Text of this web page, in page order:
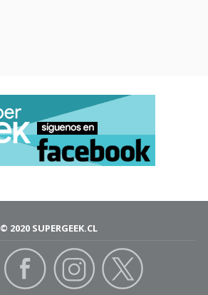
© 2020 SUPERGEEK.CL